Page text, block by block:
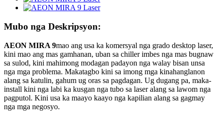
Mubo nga Deskripsyon:
AEON MIRA 9mao ang usa ka komersyal nga grado desktop laser,
kini mao ang mas gamhanan, uban sa chiller imbes nga mas bugnaw
sa sulod, kini mahimong modagan padayon nga walay bisan unsa
nga mga problema. Makatagbo kini sa imong mga kinahanglanon
alang sa katulin, gahum ug oras sa pagdagan. Ug dugang pa, maka-
install kini nga labi ka kusgan nga tubo sa laser alang sa lawom nga
pagputol. Kini usa ka maayo kaayo nga kapilian alang sa gagmay
nga mga negosyo.